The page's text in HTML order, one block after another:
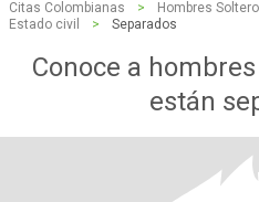
Citas Colombianas > Hombres
Estado civil
> Separados
Conoce a
están